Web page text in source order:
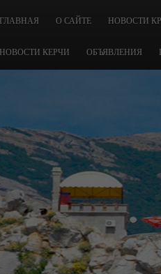
ГЛАВНАЯ О САЙТЕ НОВОСТИ
НОВОСТИ КЕРЧИ ОБЪЯВЛЕНИЯ